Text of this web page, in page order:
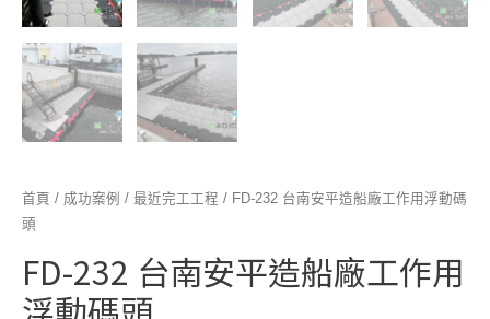
首頁 / 成功案例 / 最近完工工程 / FD-232 台南安平造船廠工作用浮動碼
頭
FD-232 台南安平造船廠工作用